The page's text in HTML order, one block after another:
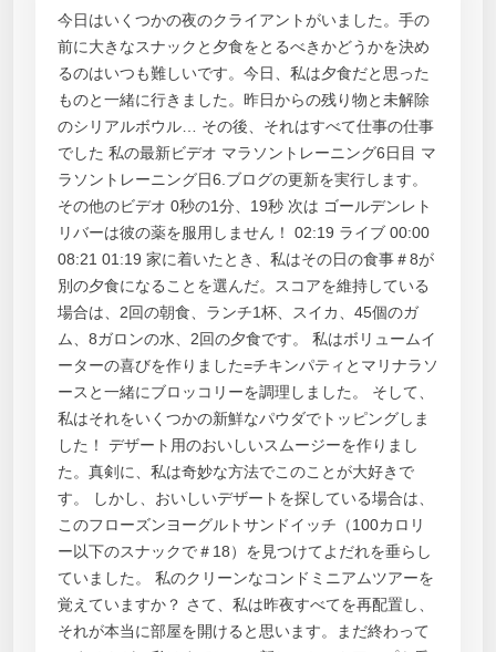
今日はいくつかの夜のクライアントがいました。手の
前に大きなスナックと夕食をとるべきかどうかを決め
るのはいつも難しいです。今日、私は夕食だと思った
ものと一緒に行きました。昨日からの残り物と未解除
のシリアルボウル… その後、それはすべて仕事の仕事
でした 私の最新ビデオ マラソントレーニング6日目 マ
ラソントレーニング日6.ブログの更新を実行します。
その他のビデオ 0秒の1分、19秒 次は ゴールデンレト
リバーは彼の薬を服用しません！ 02:19 ライブ 00:00
08:21 01:19 家に着いたとき、私はその日の食事＃8が
別の夕食になることを選んだ。スコアを維持している
場合は、2回の朝食、ランチ1杯、スイカ、45個のガ
ム、8ガロンの水、2回の夕食です。 私はボリュームイ
ーターの喜びを作りました=チキンパティとマリナラソ
ースと一緒にブロッコリーを調理しました。 そして、
私はそれをいくつかの新鮮なパウダでトッピングしま
した！ デザート用のおいしいスムージーを作りまし
た。真剣に、私は奇妙な方法でこのことが大好きで
す。 しかし、おいしいデザートを探している場合は、
このフローズンヨーグルトサンドイッチ（100カロリ
ー以下のスナックで＃18）を見つけてよだれを垂らし
ていました。 私のクリーンなコンドミニアムツアーを
覚えていますか？ さて、私は昨夜すべてを再配置し、
それが本当に部屋を開けると思います。まだ終わって